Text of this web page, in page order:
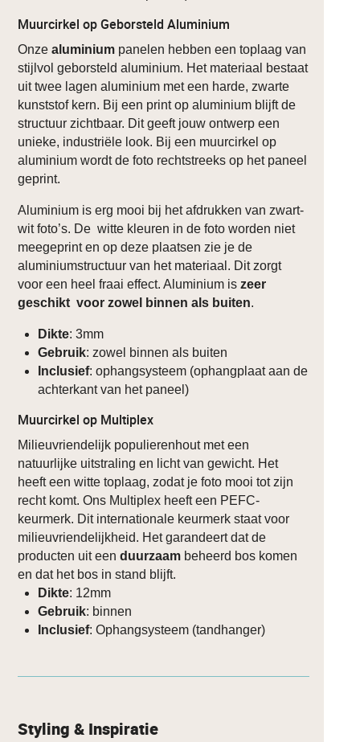
Muurcirkel op Geborsteld Aluminium
Onzealuminium panelen hebben een toplaag van
stijlvol geborsteld aluminium. Het materiaal bestaat
uit twee lagen aluminium met een harde, zwarte
kunststof kern. Bij een print op aluminium blijft de
structuur zichtbaar. Dit geeft jouw ontwerp een
unieke, industriële look. Bij een muurcirkel op
aluminium wordt de foto rechtstreeks op het paneel
geprint.
Aluminium is erg mooi bij het afdrukken van zwart-
wit foto’s. De witte kleuren in de foto worden niet
meegeprint en op deze plaatsen zie je de
aluminiumstructuur van het materiaal. Dit zorgt
voor een heel fraai effect. Aluminium iszeer
geschikt voor zowel binnen als buiten.
Dikte: 3mm
Gebruik: zowel binnen als buiten
Inclusief: ophangsysteem (ophangplaat aan de
achterkant van het paneel)
Muurcirkel op Multiplex
Milieuvriendelijk populierenhout met een
natuurlijke uitstraling en licht van gewicht. Het
heeft een witte toplaag, zodat je foto mooi tot zijn
recht komt. Ons Multiplex heeft een PEFC-
keurmerk. Dit internationale keurmerk staat voor
milieuvriendelijkheid. Het garandeert dat de
producten uit eenduurzaam beheerd bos komen
en dat het bos in stand blijft.
Dikte: 12mm
Gebruik: binnen
Inclusief: Ophangsysteem (tandhanger)
Styling & Inspiratie